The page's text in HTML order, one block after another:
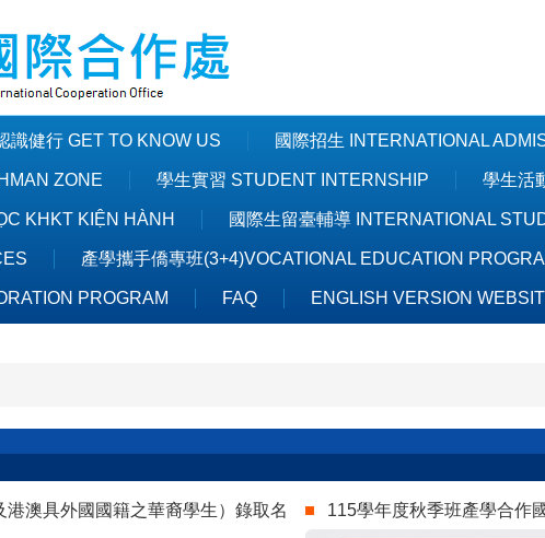
識健行 GET TO KNOW US 國際招生 INTERNATIONAL
ZONE 學生實習 STUDENT INTERNSHIP 學生活
KHKT KIỆN HÀNH 國際生留臺輔導 INTERNATIONAL
產學攜手僑專班(3+4)VOCATIONAL EDUCATION
PROGRAM FAQ ENGLISH VERSION
澳具外國國籍之華裔學生）錄取名
115學年度秋季班產學合作